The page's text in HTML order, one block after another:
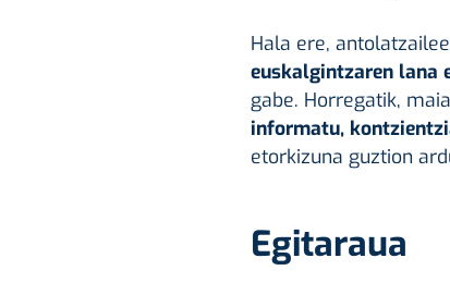
Hala ere,
euskalgintzaren lana
gabe. Horregatik,
informatu,
etorkizuna guztion
Egitaraua